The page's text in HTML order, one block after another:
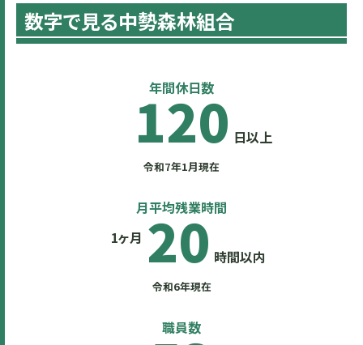
数字で見る中勢森林組合
年間休日数
120 日以上
令和7年1月現在
月平均残業時間
1ヶ月 20 時間以内
令和6年現在
職員数